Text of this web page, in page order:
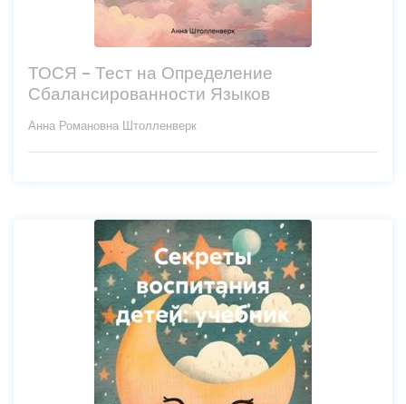
ТОСЯ – Тест на Определение
Сбалансированности Языков
Анна Романовна Штолленверк